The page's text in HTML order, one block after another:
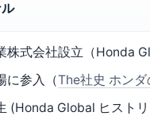
株式会社設立（Honda
に参入（The社史 ホン
(Honda Global ヒスト